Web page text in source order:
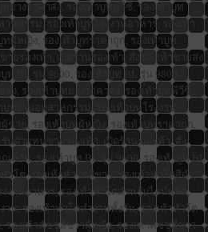
ยางราคาส่ง, รองเท้าบูทพีวีซี, รองเท้าบูท
กรรม, รองเท้าบูทโรงงานอาหาร, รองเท้า
ผู้หญิง, รองเท้าบูทราคาถูก, รองเท้าบูท
รองเท้า, เปิดร้านรองเท้า, สั่งรองเท้าขายส่ง,
BL รุ่น 9600, รองเท้าบูท BL รุ่น 9800,
ส่ง, รองเท้าบูทยางราคาส่ง, รองเท้าบูทพีวีซี,
ทงานอุตสาหกรรม, รองเท้าบูทโรงงาน
ชาย, รองเท้าบูทผู้หญิง, รองเท้าบูทราคาถูก,
บตัวแทนขายรองเท้า, เปิดร้านรองเท้า, สั่ง
ภาพ, รองเท้าบูท BL รุ่น 9600, รองเท้าบูท BL
หัวโต, รองเท้าหัวโตสีขาว, รองเท้าหัวโตสีดำ,
งานอาหาร, รองเท้าหัวโตสำหรับไลน์ผลิต,
น, รองเท้าหัวโตทำงานทั้งวัน, รองเท้าหัวโต
รองเท้าคัชชูสีขาวผู้หญิง, รองเท้าคัชชูสีขาว